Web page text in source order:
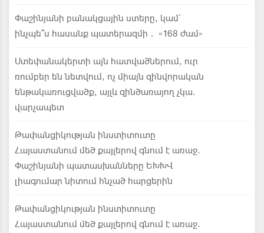
Փաշինյանի բանակցային ստերը, կամ՝
ինչպե՞ս հասանք պատերազմի․ «168 ժամ»
Ստեփանակերտի այն հատվածներում, ուր
ռումբեր են նետվում, ոչ միայն զինվորական
ենթակառուցվածք, այլև զինծառայող չկա.
վարչապետ
Թափանցիկության ինստիտուտը
Հայաստանում մեծ քայլերով գնում է առաջ.
Փաշինյանի պատասխանները ԵԽԽՎ
լիագումար նիտում հնչած հարցերին
Թափանցիկության ինստիտուտը
Հայաստանում մեծ քայլերով գնում է առաջ.